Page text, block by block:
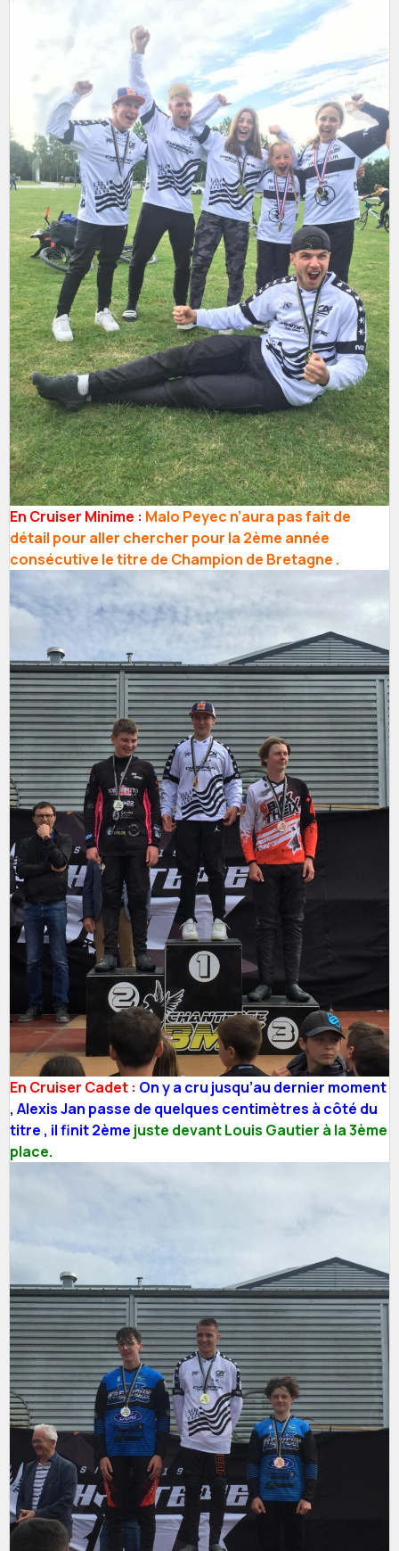
En Cruiser Minime : Malo Peyec n’aura pas fait de
détail pour aller chercher pour la 2ème année
consécutive le titre de Champion de Bretagne .
En Cruiser Cadet : On y a cru jusqu’au dernier moment
, Alexis Jan passe de quelques centimètres à côté du
titre , il finit 2ème juste devant Louis Gautier à la 3ème
place.